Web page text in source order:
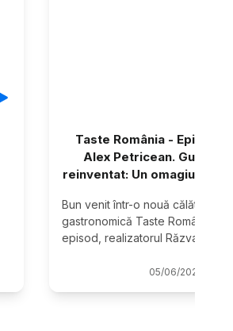
Taste România - Episodul
Alex Petricean. Gustul
reinventat: Un omagiu
Bun venit într-o nouă călătorie
gastronomică Taste România! În
episod, realizatorul Răzvan Te
05/06/2026